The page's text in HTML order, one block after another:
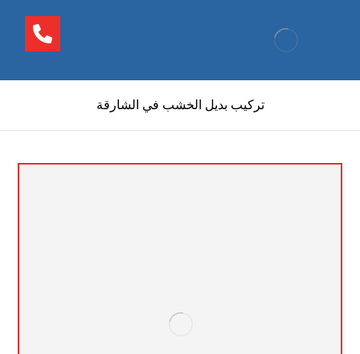
تركيب بديل الخشب في الشارقة